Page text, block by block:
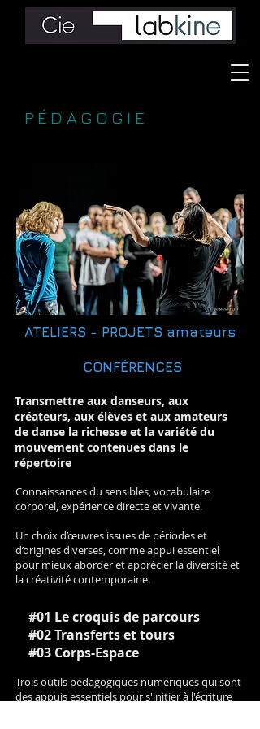
PÉDAGOGIE
ATELIERS - PROJETS amateurs
CONFÉRENCES
Transmettre aux danseurs, aux
créateurs, aux élèves et aux amateurs
de danse la richesse et la variété du
mouvement contenues dans le
répertoire
Connaissances du sensibles, vocabulaire
corporel, expérience directe et vivante.
Un choix d’œuvres issues de périodes et
d’origines diverses, comme appui essentiel
pour mieux aborder et apprécier la diversité et
la créativité contemporaine.
#01 Le croquis de parcours
#02 Transferts et tours
#03 Corps-Espace
Trois outils pédagogiques numériques qui sont
des appuis essentiels pour s'initier à l'écriture